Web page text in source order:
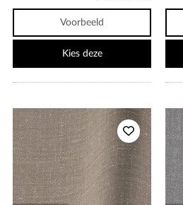
Voorbeeld
Kies deze